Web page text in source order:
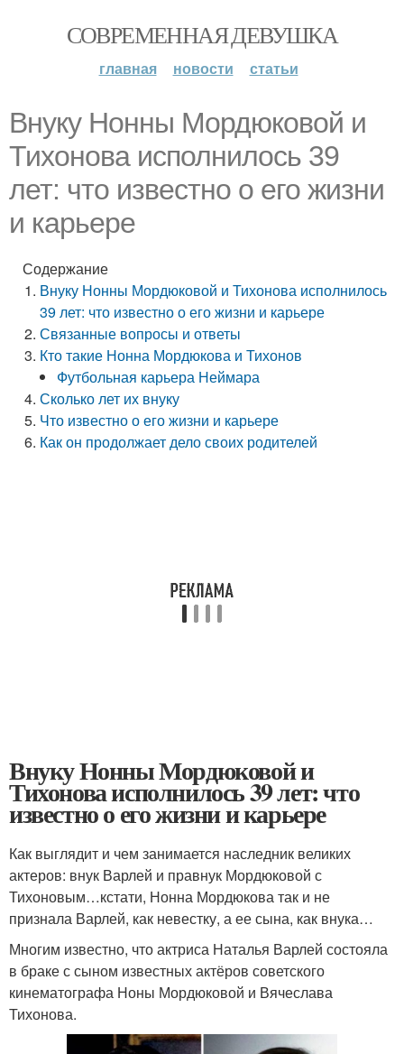
СОВРЕМЕННАЯ ДЕВУШКА
главная новости статьи
Внуку Нонны Мордюковой и
Тихонова исполнилось 39
лет: что известно о его жизни
и карьере
Содержание
Внуку Нонны Мордюковой и Тихонова исполнилось
39 лет: что известно о его жизни и карьере
Связанные вопросы и ответы
Кто такие Нонна Мордюкова и Тихонов
Футбольная карьера Неймара
Сколько лет их внуку
Что известно о его жизни и карьере
Как он продолжает дело своих родителей
Внуку Нонны Мордюковой и
Тихонова исполнилось 39 лет: что
известно о его жизни и карьере
Как выглядит и чем занимается наследник великих
актеров: внук Варлей и правнук Мордюковой с
Тихоновым…кстати, Нонна Мордюкова так и не
признала Варлей, как невестку, а ее сына, как внука…
Многим известно, что актриса Наталья Варлей состояла
в браке с сыном известных актёров советского
кинематографа Ноны Мордюковой и Вячеслава
Тихонова.